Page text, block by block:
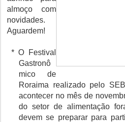
almoço com
novidades.
Aguardem!
* O Festival
Gastronô
mico de
Roraima realizado pelo
acontecer no mês de
do setor de alimentação
devem se preparar para